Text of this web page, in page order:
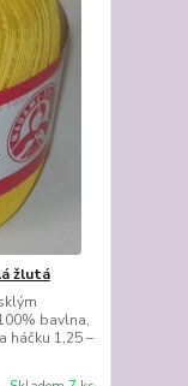
žlutá
bavlna,
háčku 1,25 –